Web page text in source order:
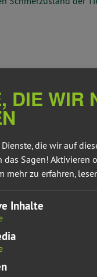
zwar bleiben soll,
DIE WIR
die wir auf
das Sagen! Aktivieren
mehr zu erfahren,
Inhalte